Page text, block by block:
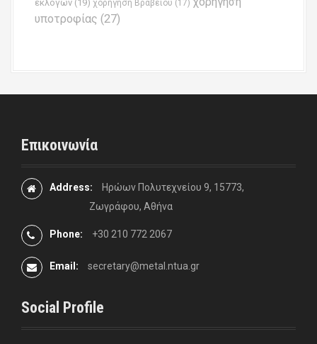
εκλογών (19) χορήγηση Βραβείου (17)
υποτροφίας (27)
Επικοινωνία
Address:
Ηρώων Πολυτεχνείου 9, 15773,
Ζωγράφου, Αθήνα
Phone: +30 210 772 2067
Email: secretary@metal.ntua.gr
Social Profile